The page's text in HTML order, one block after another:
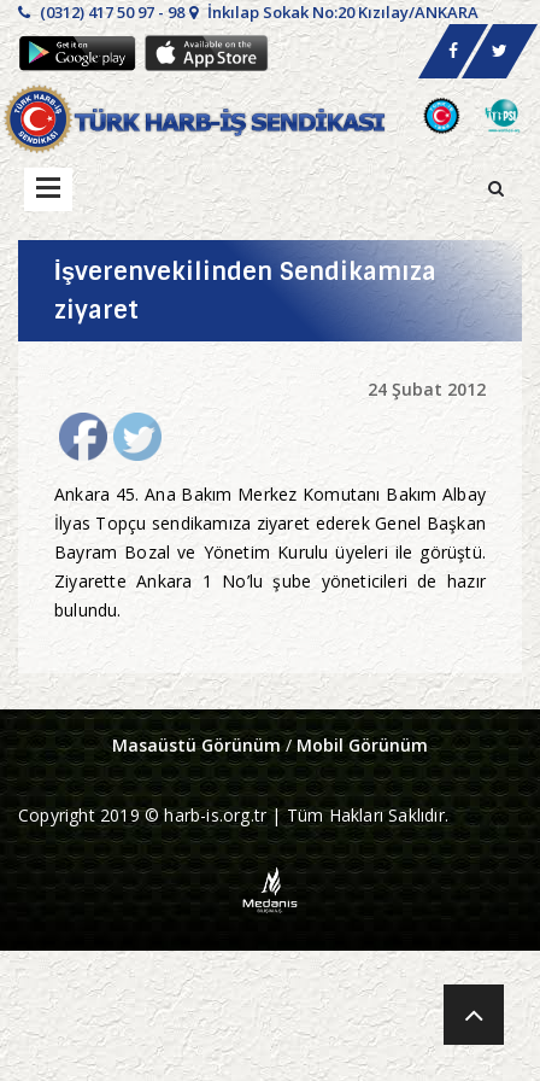
(0312) 417 50 97 - 98 İnkılap Sokak No:20 Kızılay/ANKARA
İşverenvekilinden Sendikamıza
ziyaret
24 Şubat 2012
Ankara 45. Ana Bakım Merkez Komutanı Bakım Albay
İlyas Topçu sendikamıza ziyaret ederek Genel Başkan
Bayram Bozal ve Yönetim Kurulu üyeleri ile görüştü.
Ziyarette Ankara 1 No’lu şube yöneticileri de hazır
bulundu.
Masaüstü Görünüm/ Mobil Görünüm
Copyright 2019 © harb-is.org.tr | Tüm Hakları Saklıdır.